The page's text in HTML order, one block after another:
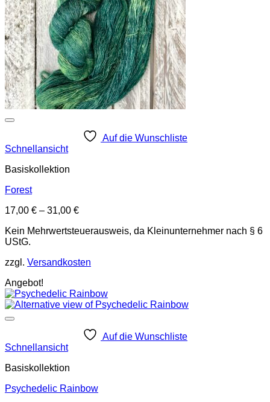
Auf die Wunschliste
Schnellansicht
Basiskollektion
Forest
17,00 € – 31,00 €
Kein Mehrwertsteuerausweis, da Kleinunternehmer nach § 6
UStG.
zzgl. Versandkosten
Angebot!
Auf die Wunschliste
Schnellansicht
Basiskollektion
Psychedelic Rainbow